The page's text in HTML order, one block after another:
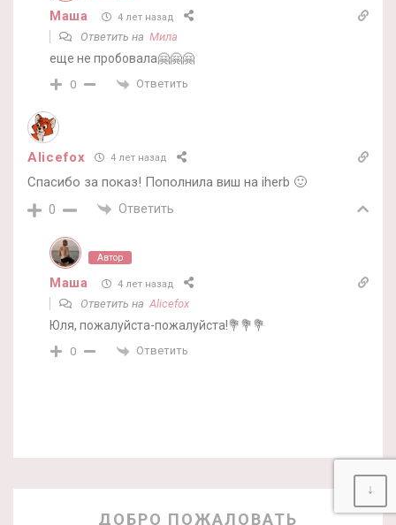
Маша 4 лет назад
Ответить на Мила
еще не пробовала🤗🤗🤗
0 Ответить
Alicefox 4 лет назад
Спасибо за показ! Пополнила виш на iherb 🙂
0 Ответить
Автор
Маша 4 лет назад
Ответить наAlicefox
Юля, пожалуйста-пожалуйста!💐💐💐
0 Ответить
ДОБРО ПОЖАЛОВАТЬ
↓